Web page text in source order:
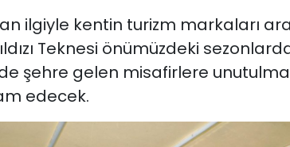
ilgiyle kentin turizm markaları
Teknesi önümüzdeki
şehre gelen misafirlere
edecek.